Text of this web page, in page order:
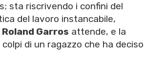
sta riscrivendo i confini del
del lavoro instancabile,
Roland Garros attende, e la
di un ragazzo che ha deciso